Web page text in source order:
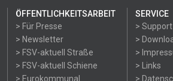
ÖFFENTLICHKEITSARBEIT
> Für Presse
> Newsletter
> FSV-aktuell Straße
> FSV-aktuell Schiene
> Eurokommunal
SERVICE
> Support
>
>
> Links
>